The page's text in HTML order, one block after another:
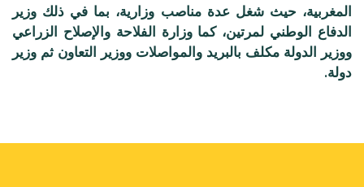
المغربية، حيث شغل عدة مناصب وزارية، بما في ذلك وزير
الدفاع الوطني لمرتين، كما وزارة الفلاحة والإصلاح الزراعي
ووزير الدولة مكلف بالبريد والمواصلات ووزير التعاون ثم وزير
دولة.